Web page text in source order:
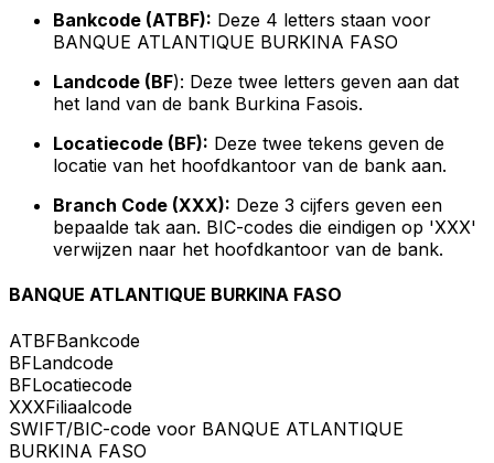
Bankcode (ATBF): Deze 4 letters staan voor
BANQUE ATLANTIQUE BURKINA FASO
Landcode (BF): Deze twee letters geven aan dat
het land van de bank Burkina Fasois.
Locatiecode (BF): Deze twee tekens geven de
locatie van het hoofdkantoor van de bank aan.
Branch Code (XXX): Deze 3 cijfers geven een
bepaalde tak aan. BIC-codes die eindigen op 'XXX'
verwijzen naar het hoofdkantoor van de bank.
BANQUE ATLANTIQUE BURKINA FASO
ATBFBankcode
BFLandcode
BFLocatiecode
XXXFiliaalcode
SWIFT/BIC-code voor BANQUE ATLANTIQUE
BURKINA FASO